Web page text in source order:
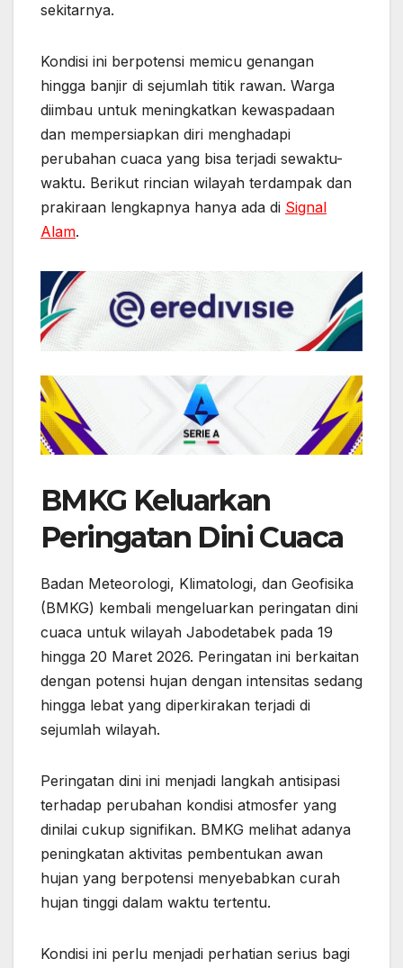
sekitarnya.
Kondisi ini berpotensi memicu genangan
hingga banjir di sejumlah titik rawan. Warga
diimbau untuk meningkatkan kewaspadaan
dan mempersiapkan diri menghadapi
perubahan cuaca yang bisa terjadi sewaktu-
waktu. Berikut rincian wilayah terdampak dan
prakiraan lengkapnya hanya ada di Signal
Alam.
BMKG Keluarkan
Peringatan Dini Cuaca
Badan Meteorologi, Klimatologi, dan Geofisika
(BMKG) kembali mengeluarkan peringatan dini
cuaca untuk wilayah Jabodetabek pada 19
hingga 20 Maret 2026. Peringatan ini berkaitan
dengan potensi hujan dengan intensitas sedang
hingga lebat yang diperkirakan terjadi di
sejumlah wilayah.
Peringatan dini ini menjadi langkah antisipasi
terhadap perubahan kondisi atmosfer yang
dinilai cukup signifikan. BMKG melihat adanya
peningkatan aktivitas pembentukan awan
hujan yang berpotensi menyebabkan curah
hujan tinggi dalam waktu tertentu.
Kondisi ini perlu menjadi perhatian serius bagi